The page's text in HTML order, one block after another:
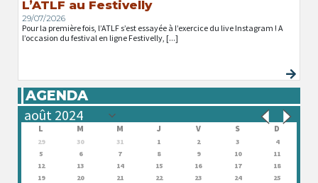
L’ATLF au Festivelly
29/07/2026
Pour la première fois, l’ATLF s’est essayée à l’exercice du live Instagram ! A
l’occasion du festival en ligne Festivelly, [...]
AGENDA
L M M J V S D
29 30 31 1 2 3
4
5
6 7 8 9 10
11
12
13 14 15 16 17
18
19
20 21 22 23 24
25